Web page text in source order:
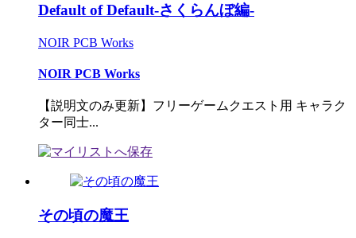
Default of Default-さくらんぼ編-
NOIR PCB Works
NOIR PCB Works
【説明文のみ更新】フリーゲームクエスト用 キャラク
ター同士...
その頃の魔王